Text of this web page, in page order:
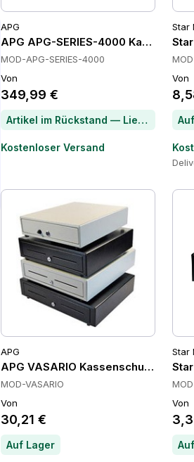
APG
APG APG-SERIES-4000
MOD-APG-SERIES-4000
Von
349,99 €
Artikel im Rückstand — Lieferzeit per Chat erfragen
Kostenloser Versand
Star
Von
APG
APG VASARIO Kassenschubladen
MOD-VASARIO
Von
30,21 €
Auf Lager
Star
Von